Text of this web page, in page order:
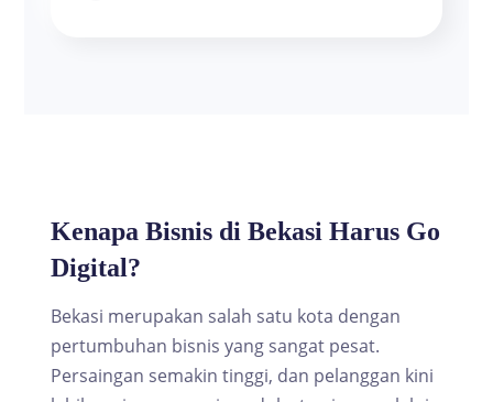
Kenapa Bisnis di Bekasi Harus Go
Digital?
Bekasi merupakan salah satu kota dengan
pertumbuhan bisnis yang sangat pesat.
Persaingan semakin tinggi, dan pelanggan kini